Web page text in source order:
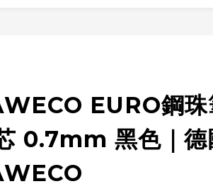
EURO鋼珠
0.7mm 黑色｜德